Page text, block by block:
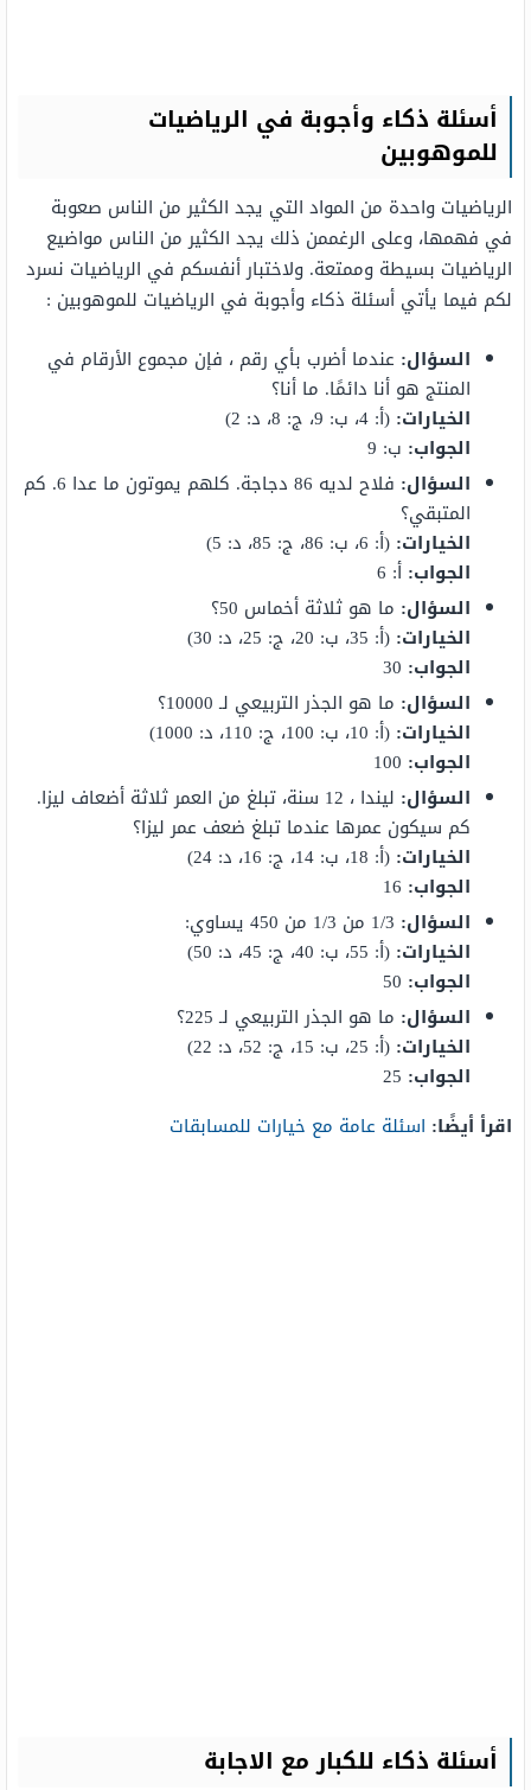
أسئلة ذكاء وأجوبة في الرياضيات
للموهوبين
الرياضيات واحدة من المواد التي يجد الكثير من الناس صعوبة
في فهمها، وعلى الرغممن ذلك يجد الكثير من الناس مواضيع
الرياضيات بسيطة وممتعة. ولاختبار أنفسكم في الرياضيات نسرد
لكم فيما يأتي أسئلة ذكاء وأجوبة في الرياضيات للموهوبين :
السؤال: عندما أضرب بأي رقم ، فإن مجموع الأرقام في
المنتج هو أنا دائمًا. ما أنا؟
الخيارات: (أ: 4، ب: 9، ج: 8، د: 2)
الجواب: ب: 9
السؤال:
فلاح لديه 86 دجاجة. كلهم يموتون ما عدا 6. كم
المتبقي؟
الخيارات: (أ: 6، ب: 86، ج: 85، د: 5)
الجواب: أ: 6
السؤال: ما هو ثلاثة أخماس 50؟
الخيارات: (أ: 35، ب: 20، ج: 25، د: 30)
الجواب:
السؤال: ما هو الجذر التربيعي لـ 10000؟
الخيارات: (أ: 10، ب: 100، ج: 110، د: 1000)
الجواب:
السؤال:
ليندا ، 12 سنة، تبلغ من العمر ثلاثة أضعاف ليزا.
كم سيكون عمرها عندما تبلغ ضعف عمر ليزا؟
الخيارات: (أ: 18، ب: 14، ج: 16، د: 24)
الجواب:
السؤال:
الخيارات: (أ: 55، ب: 40، ج: 45، د: 50)
الجواب:
السؤال: ما هو الجذر التربيعي لـ 225؟
الخيارات: (أ: 25، ب: 15، ج: 52، د: 22)
الجواب:
اقرأ أيضًا: اسئلة عامة مع خيارات للمسابقات
أسئلة ذكاء للكبار مع الاجابة